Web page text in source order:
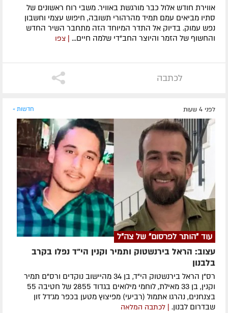
אווירת חודש אלול כבר מורגשת באוויר. משבי רוח ראשונים של
סתיו מביאים עמם תמיד מהרהורי תשובה, חיפוש עצמי וחשבון
נפש עמוק. בדיוק אל התדר המיוחד הזה מתחבר השיר החדש
והחשוף של הזמר והיוצר החב"די שלמה חיים... | צפו
לכתבה
לפני 4 שעות חדשות »
עוד "הותר לפרסום" של צה"ל
עצוב: הראל בירנשטוק ותמיר וקנין הי"ד נפלו בקרב
בלבנון
רס"ן הראל בירנשטוק הי"ד, בן 34 מהיישוב נוקדים ורס"ם תמיר
וקנין, בן 33 מאילת, לוחמי מילואים בגדוד 2855 של חטיבה 55
בצנחנים, נהרגו אתמול (רביעי) מפיצוץ מטען בכפר מג'דל זון
שבדרום לבנון.
| לכתבה המלאה